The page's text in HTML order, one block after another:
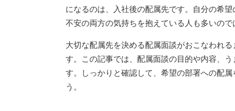
になるのは、入社後の配属先です。自分の希
不安の両方の気持ちを抱えている人も多いので
大切な配属先を決める配属面談がおこなわれ
す。この記事では、配属面談の目的や内容、
す。しっかりと確認して、希望の部署への配
う。